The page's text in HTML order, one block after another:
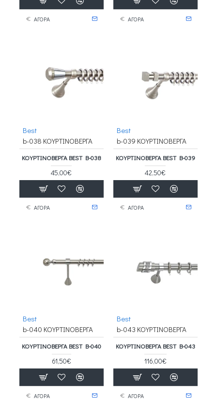
ΑΓΟΡΑ ΑΓΟΡΑ
Best
b-038 ΚΟΥΡΤΙΝΟΒΕΡΓΑ
ΚΟΥΡΤΙΝΟΒΕΡΓΑ BEST B-038
45,00€
ΑΓΟΡΑ
Best
b-039 ΚΟΥΡΤΙΝΟΒΕΡΓΑ
ΚΟΥΡΤΙΝΟΒΕΡΓΑ BEST B-039
42,50€
ΑΓΟΡΑ
Best
b-040 ΚΟΥΡΤΙΝΟΒΕΡΓΑ
ΚΟΥΡΤΙΝΟΒΕΡΓΑ BEST B-040
61,50€
ΑΓΟΡΑ
Best
b-043 ΚΟΥΡΤΙΝΟΒΕΡΓΑ
ΚΟΥΡΤΙΝΟΒΕΡΓΑ BEST B-043
116,00€
ΑΓΟΡΑ